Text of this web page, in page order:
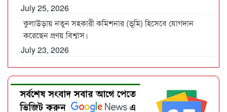
July 25, 2026
কুলাউড়ায় নতুন সহকারী কমিশনার (ভূমি) হিসেবে যোগদান
করেছেন প্রণয় বিশ্বাস।
July 23, 2026